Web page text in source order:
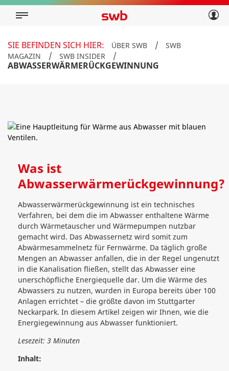
Privatkunden
Über swb
SIE BEFINDEN SICH HIER: ÜBER SWB /
SWB
MAGAZIN
/ SWB INSIDER
/
ABWASSERWÄRMERÜCKGEWINNUNG
Was ist
Abwasserwärmerückgewinnung?
Abwasserwärmerückgewinnung ist ein technisches
Verfahren, bei dem die im Abwasser enthaltene Wärme
durch Wärmetauscher und Wärmepumpen nutzbar
gemacht wird. Das Abwassernetz wird somit zum
Abwärmesammelnetz für Fernwärme. Da täglich große
Mengen an Abwasser anfallen, die in der Regel ungenutzt
in die Kanalisation fließen, stellt das Abwasser eine
unerschöpfliche Energiequelle dar. Um die Wärme des
Abwassers zu nutzen, wurden in Europa bereits über 100
Anlagen errichtet – die größte davon im Stuttgarter
Neckarpark. In diesem Artikel zeigen wir Ihnen, wie die
Energiegewinnung aus Abwasser funktioniert.
Lesezeit: 3 Minuten
Inhalt: